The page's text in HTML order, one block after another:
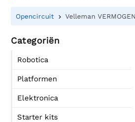
Opencircuit Velleman
Categoriën
Robotica
Platformen
Elektronica
Starter kits